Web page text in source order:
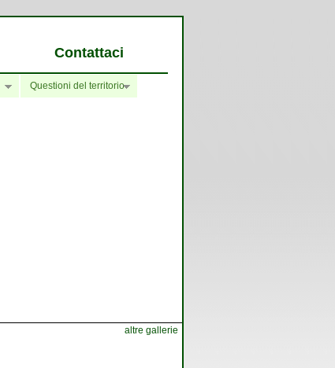
Contattaci
Questioni del territorio
altre gallerie